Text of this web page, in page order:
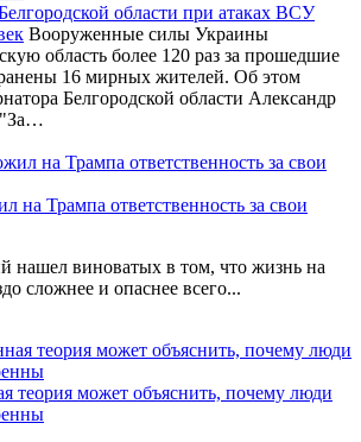
области при атаках ВСУ
Вооруженные силы Украины
область более 120 раз за прошедшие
ранены 16 мирных жителей. Об этом
Белгородской области Александр
на Трампа ответственность за свои
нашел виноватых в том, что жизнь на
сложнее и опаснее всего...
теория может объяснить, почему люди